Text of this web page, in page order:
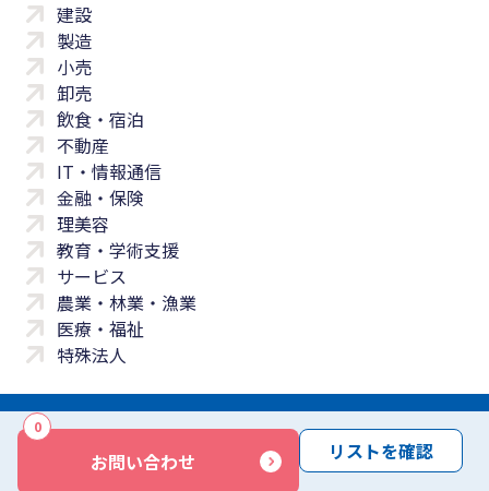
お問い合わせ
0
リストを確認
建設
製造
小売
卸売
飲食・宿泊
不動産
IT・情報通信
金融・保険
理美容
教育・学術支援
サービス
農業・林業・漁業
医療・福祉
特殊法人
サイトマップ 免責事項 サービス利用規約
商標について反社会勢力に対する基本方針 お問い合わせ